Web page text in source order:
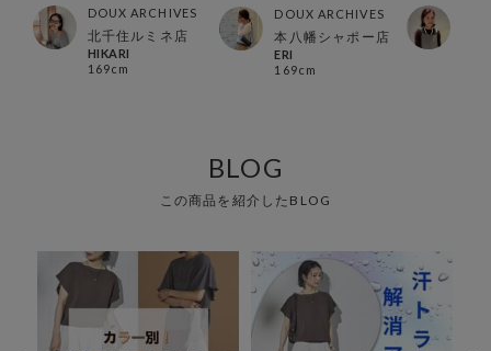
DOUX ARCHIVES
北千住ルミネ店
HIKARI
169cm
DOUX ARCHIVES
本八幡シャポー店
ERI
169cm
BLOG
この商品を紹介したBLOG